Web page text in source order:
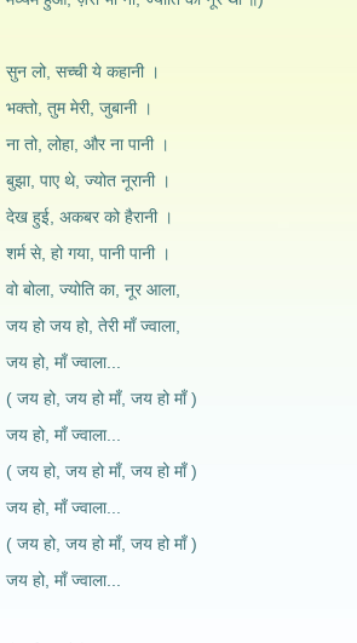
सुन लो, सच्ची ये कहानी ।
भक्तो, तुम मेरी, जुबानी ।
ना तो, लोहा, और ना पानी ।
बुझा, पाए थे, ज्योत नूरानी ।
देख हुई, अकबर को हैरानी ।
शर्म से, हो गया, पानी पानी ।
वो बोला, ज्योति का, नूर आला,
जय हो जय हो, तेरी माँ ज्वाला,
जय हो, माँ ज्वाला...
( जय हो, जय हो माँ, जय हो माँ )
जय हो, माँ ज्वाला...
( जय हो, जय हो माँ, जय हो माँ )
जय हो, माँ ज्वाला...
( जय हो, जय हो माँ, जय हो माँ )
जय हो, माँ ज्वाला...